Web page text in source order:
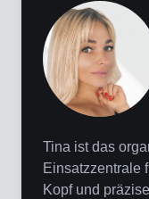
Tina ist das
Einsatzzentrale
Kopf und